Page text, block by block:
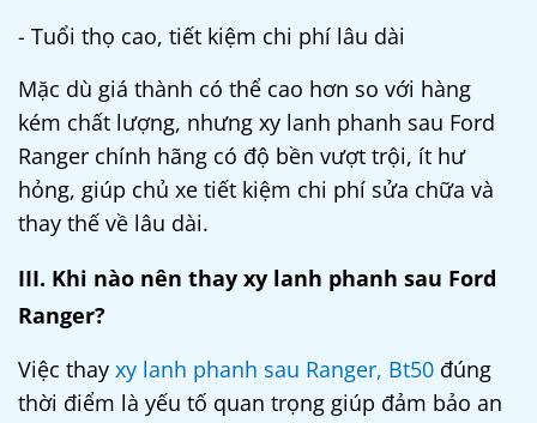
- Tuổi thọ cao, tiết kiệm chi phí lâu dài
Mặc dù giá thành có thể cao hơn so với hàng
kém chất lượng, nhưng xy lanh phanh sau Ford
Ranger chính hãng có độ bền vượt trội, ít hư
hỏng, giúp chủ xe tiết kiệm chi phí sửa chữa và
thay thế về lâu dài.
III. Khi nào nên thay xy lanh phanh sau Ford
Ranger?
Việc thay xy lanh phanh sau Ranger, Bt50 đúng
thời điểm là yếu tố quan trọng giúp đảm bảo an